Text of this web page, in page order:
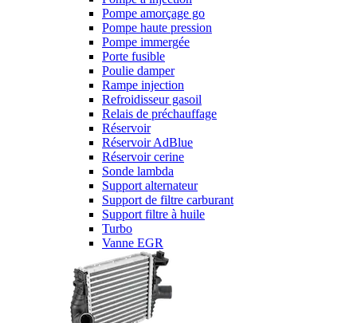
Pompe amorçage go
Pompe haute pression
Pompe immergée
Porte fusible
Poulie damper
Rampe injection
Refroidisseur gasoil
Relais de préchauffage
Réservoir
Réservoir AdBlue
Réservoir cerine
Sonde lambda
Support alternateur
Support de filtre carburant
Support filtre à huile
Turbo
Vanne EGR